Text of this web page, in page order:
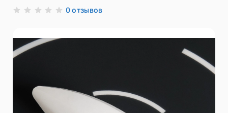
0 отзывов